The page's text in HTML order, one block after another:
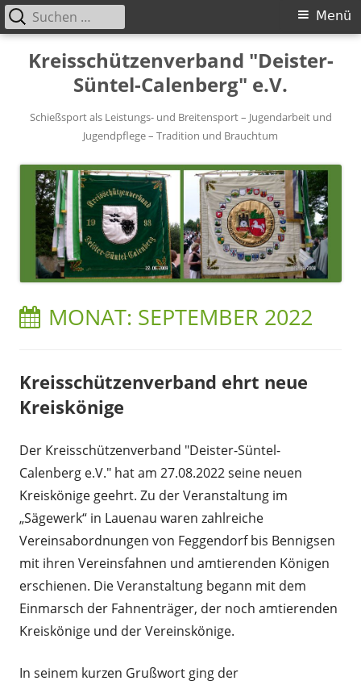
Kreisschützenverband "Deister-
Süntel-Calenberg" e.V.
Schießsport als Leistungs- und Breitensport – Jugendarbeit und
Jugendpflege – Tradition und Brauchtum
Primäres
Menü
Menü
Suchen
nach:
MONAT: SEPTEMBER 2022
Kreisschützenverband ehrt neue
Kreiskönige
Der Kreisschützenverband "Deister-Süntel-
Calenberg e.V." hat am 27.08.2022 seine neuen
Kreiskönige geehrt. Zu der Veranstaltung im
„Sägewerk“ in Lauenau waren zahlreiche
Vereinsabordnungen von Feggendorf bis Bennigsen
mit ihren Vereinsfahnen und amtierenden Königen
erschienen. Die Veranstaltung begann mit dem
Einmarsch der Fahnenträger, der noch amtierenden
Kreiskönige und der Vereinskönige.
In seinem kurzen Grußwort ging der